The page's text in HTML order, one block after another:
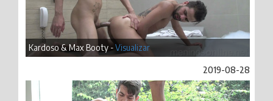
Kardoso & Max Booty -Visualizar
2019-08-28